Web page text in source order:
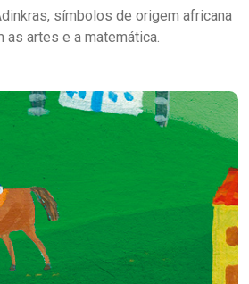
símbolos de origem africana
as artes e a matemática.